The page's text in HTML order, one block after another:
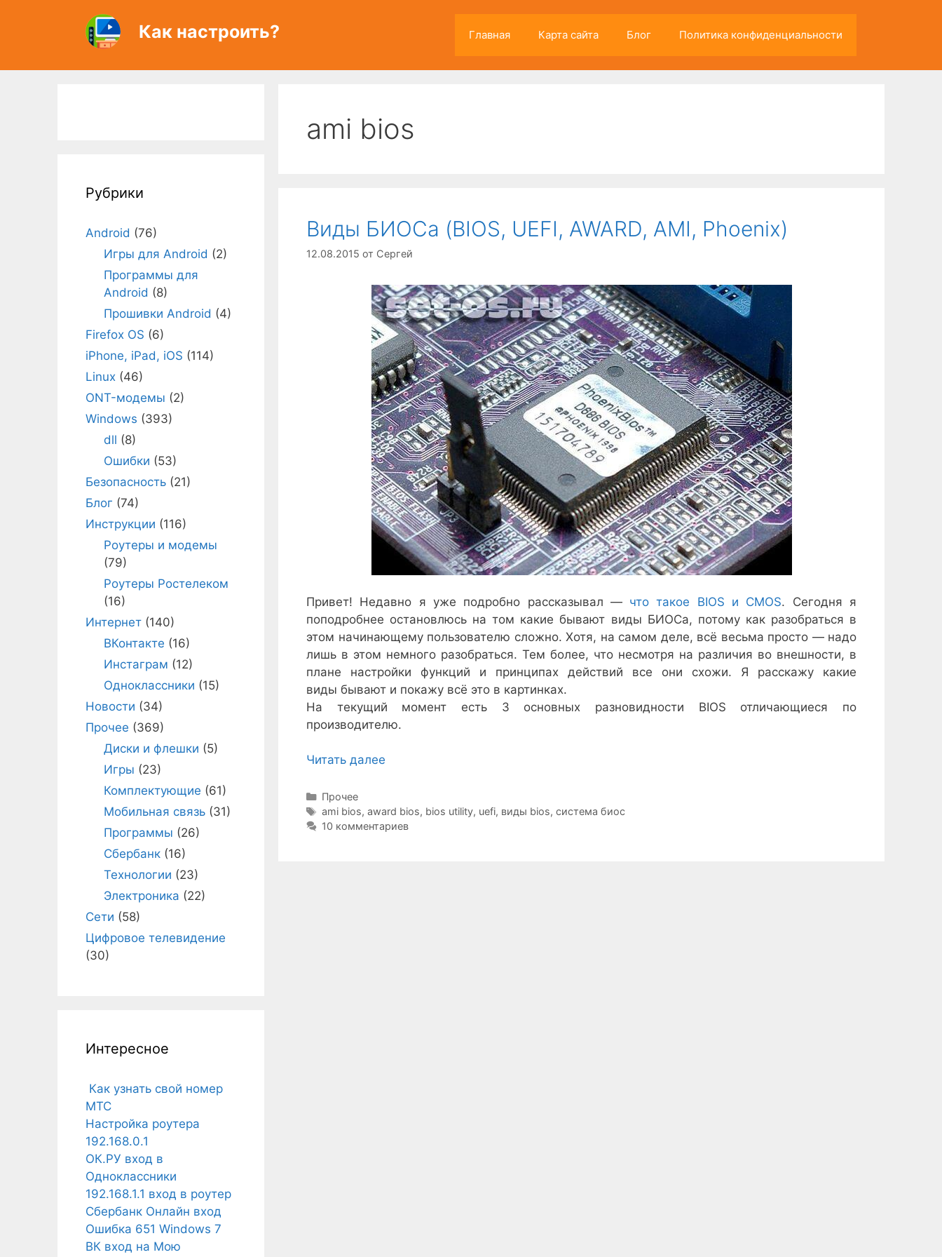
Как настроить? Главная Карта сайта Блог Политика конфиденциальности
ami bios
Виды БИОСа (BIOS, UEFI, AWARD, AMI, Phoenix)
12.08.2015 от Сергей
Привет! Недавно я уже подробно рассказывал — что такое BIOS и CMOS. Сегодня я
поподробнее остановлюсь на том какие бывают виды БИОСа, потому как разобраться в
этом начинающему пользователю сложно. Хотя, на самом деле, всё весьма просто — надо
лишь в этом немного разобраться. Тем более, что несмотря на различия во внешности, в
плане настройки функций и принципах действий все они схожи. Я расскажу какие
виды бывают и покажу всё это в картинках.
На текущий момент есть 3 основных разновидности BIOS отличающиеся по
производителю.
Читать далее
Рубрики
Прочее
Метки
ami bios, award bios, bios utility, uefi, виды bios, система биос
10 комментариев
Рубрики
Android (76)
Игры для Android (2)
Программы для
Android (8)
Прошивки Android (4)
Firefox OS (6)
iPhone, iPad, iOS (114)
Linux (46)
ONT-модемы (2)
Windows (393)
dll (8)
Ошибки (53)
Безопасность (21)
Блог (74)
Инструкции (116)
Роутеры и модемы
(79)
Роутеры Ростелеком
(16)
Интернет (140)
ВКонтакте (16)
Инстаграм (12)
Одноклассники (15)
Новости (34)
Прочее (369)
Диски и флешки (5)
Игры (23)
Комплектующие (61)
Мобильная связь(31)
Программы (26)
Сбербанк(16)
Технологии (23)
Электроника (22)
Сети (58)
Цифровое телевидение
(30)
Интересное
Как узнать свой номер
МТС
Настройка роутера
192.168.0.1
ОК.РУ вход в
Одноклассники
192.168.1.1 вход в роутер
Сбербанк Онлайн вход
Ошибка 651 Windows 7
ВК вход на Мою